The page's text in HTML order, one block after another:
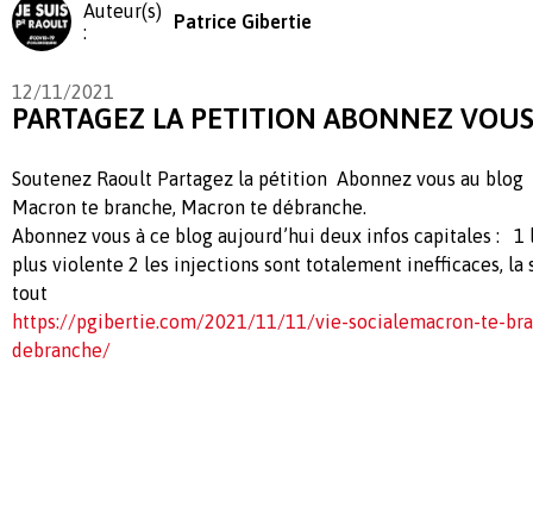
Auteur(s)
:
Patrice Gibertie
12/11/2021
PARTAGEZ LA PETITION ABONNEZ
Soutenez Raoult Partagez la pétition Abonnez vous au blog
Macron te branche, Macron te débranche.
Abonnez vous à ce blog aujourd’hui deux infos capitales : 1
plus violente 2 les injections sont totalement inefficaces, la
tout
https://pgibertie.com/2021/11/11/vie-socialemacron-te-
debranche/